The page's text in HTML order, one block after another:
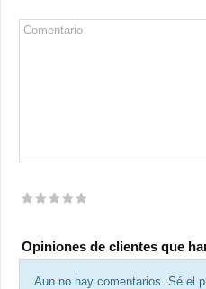
Opiniones de clientes que
Aun no hay comentarios. Sé el